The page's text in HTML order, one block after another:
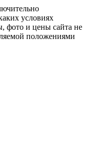
условиях
фото и цены сайта не
положениями